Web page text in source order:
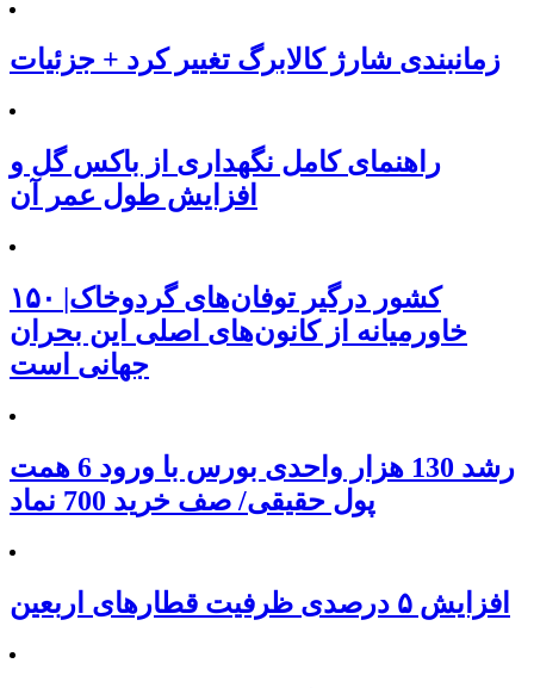
زمانبندی شارژ کالابرگ تغییر کرد + جزئیات
راهنمای کامل نگهداری از باکس گل و
افزایش طول عمر آن
۱۵۰ کشور درگیر توفان‌های گردوخاک|
خاورمیانه از کانون‌های اصلی این بحران
جهانی است
رشد 130 هزار واحدی بورس با ورود 6 همت
پول حقیقی/ صف خرید 700 نماد
افزایش ۵ درصدی ظرفیت قطارهای اربعین